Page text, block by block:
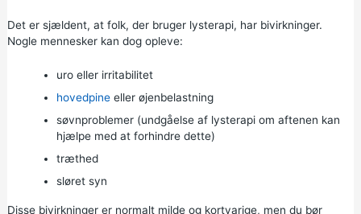
Det er sjældent, at folk, der bruger lysterapi, har bivirkninger.
Nogle mennesker kan dog opleve:
uro eller irritabilitet
hovedpineeller øjenbelastning
søvnproblemer (undgåelse af lysterapi om aftenen kan
hjælpe med at forhindre dette)
træthed
sløret syn
Disse bivirkninger er normalt milde og kortvarige, men du bør